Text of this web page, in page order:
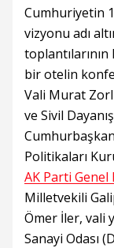
Cumhuriyetin
vizyonu adı
toplantılarının
bir otelin
Vali Murat
ve Sivil
Politikaları
AK Parti Genel
Milletvekili
Ömer İler, vali
Sanayi Odası